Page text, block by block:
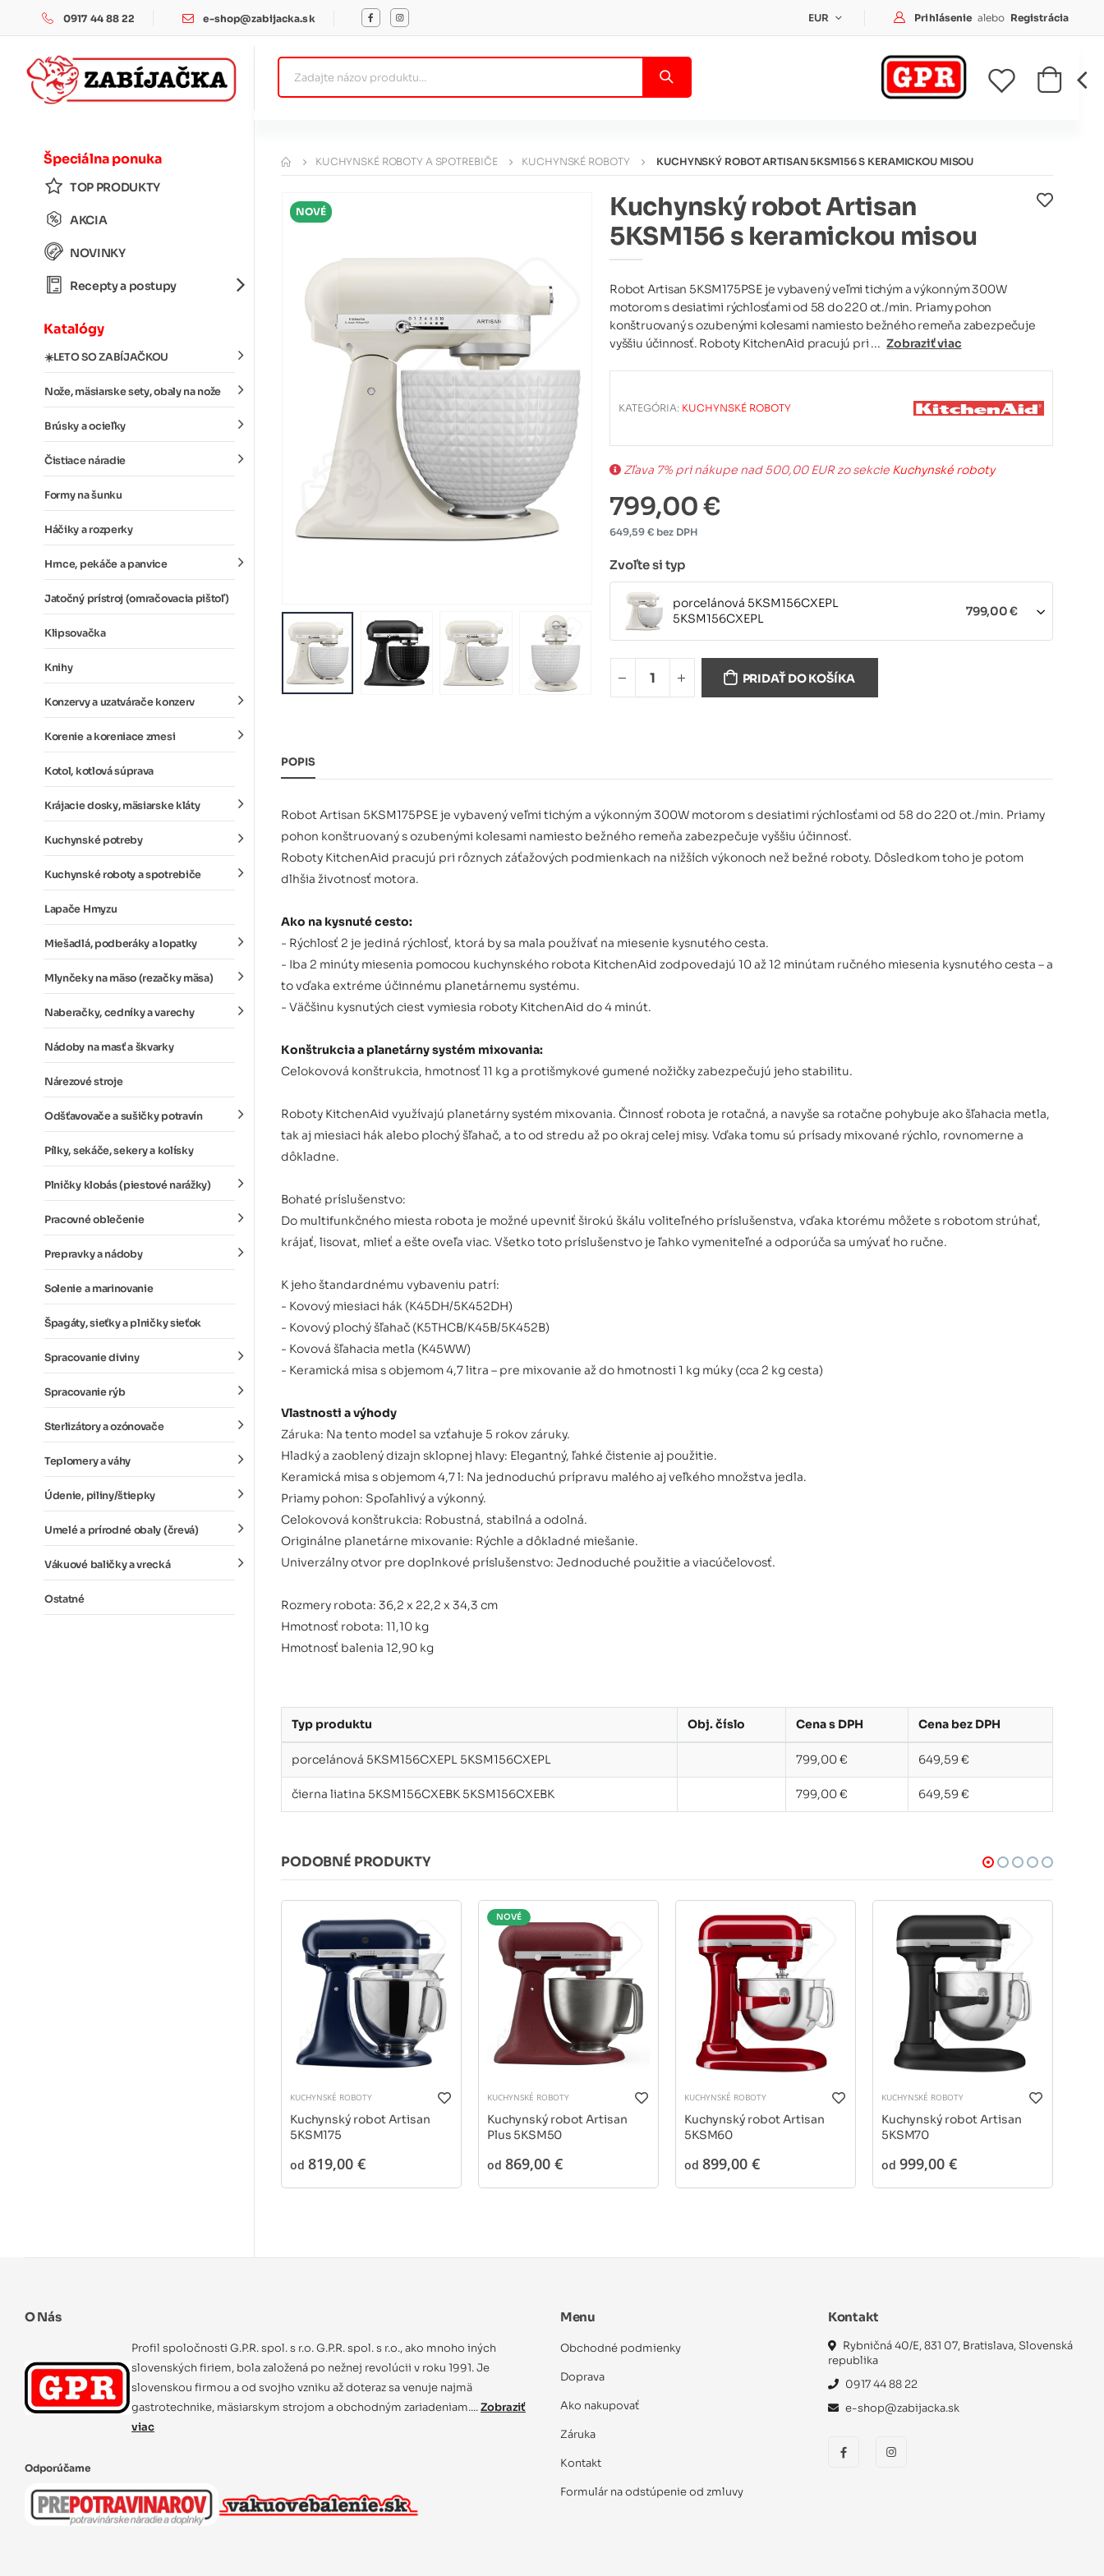
0917 44 88 22 e-shop@zabijacka.sk EUR Prihlásenie
Prihlásenie alebo Registrácia
Špeciálna ponuka
TOP PRODUKTY
AKCIA
NOVINKY
Recepty a postupy
Katalógy
☀️LETO SO ZABÍJAČKOU
Nože, mäsiarske sety, obaly na nože
Brúsky a ocieľky
Čistiace náradie
Formy na šunku
Háčiky a rozperky
Hrnce, pekáče a panvice
Jatočný prístroj (omračovacia pištoľ)
Klipsovačka
Knihy
Konzervy a uzatvárače konzerv
Korenie a koreniace zmesi
Kotol, kotlová súprava
Krájacie dosky, mäsiarske kláty
Kuchynské potreby
Kuchynské roboty a spotrebiče
Lapače Hmyzu
Miešadlá, podberáky a lopatky
Mlynčeky na mäso (rezačky mäsa)
Naberačky, cedníky a varechy
Nádoby na masť a škvarky
Nárezové stroje
Odšťavovače a sušičky potravín
Pílky, sekáče, sekery a kolísky
Plničky klobás (piestové narážky)
Pracovné oblečenie
Prepravky a nádoby
Solenie a marinovanie
Špagáty, sieťky a plničky sieťok
Spracovanie diviny
Spracovanie rýb
Sterlizátory a ozónovače
Teplomery a váhy
Údenie, piliny/štiepky
Umelé a prírodné obaly (črevá)
Vákuové baličky a vrecká
Ostatné
KUCHYNSKÉ ROBOTY A SPOTREBIČE KUCHYNSKÉ ROBOTY KUCHYNSKÝ ROBOT ARTISAN 5KSM156 S KERAMICKOU MISOU
NOVÉ
Kuchynský robot Artisan
5KSM156 s keramickou misou
Robot Artisan 5KSM175PSE je vybavený veľmi tichým a výkonným 300W
motorom s desiatimi rýchlosťami od 58 do 220 ot./min. Priamy pohon
konštruovaný s ozubenými kolesami namiesto bežného remeňa zabezpečuje
vyššiu účinnosť. Roboty KitchenAid pracujú pri ... Zobraziť viac
KATEGÓRIA: KUCHYNSKÉ ROBOTY
Zľava 7% pri nákupe nad 500,00 EUR zo sekcie Kuchynské roboty
799,00 €
649,59 € bez DPH
Zvoľte si typ
porcelánová 5KSM156CXEPL
5KSM156CXEPL
799,00 €
čierna liatina 5KSM156CXEBK
5KSM156CXEBKPRIDAŤ DO KOŠÍKA
POPIS
Robot Artisan 5KSM175PSE je vybavený veľmi tichým a výkonným 300W motorom s desiatimi rýchlosťami od 58 do 220 ot./min. Priamy
pohon konštruovaný s ozubenými kolesami namiesto bežného remeňa zabezpečuje vyššiu účinnosť.
Roboty KitchenAid pracujú pri rôznych záťažových podmienkach na nižších výkonoch než bežné roboty. Dôsledkom toho je potom
dlhšia životnosť motora.
Ako na kysnuté cesto:
- Rýchlosť 2 je jediná rýchlosť, ktorá by sa mala používať na miesenie kysnutého cesta.
- Iba 2 minúty miesenia pomocou kuchynského robota KitchenAid zodpovedajú 10 až 12 minútam ručného miesenia kysnutého cesta – a
to vďaka extréme účinnému planetárnemu systému.
- Väčšinu kysnutých ciest vymiesia roboty KitchenAid do 4 minút.
Konštrukcia a planetárny systém mixovania:
Celokovová konštrukcia, hmotnosť 11 kg a protišmykové gumené nožičky zabezpečujú jeho stabilitu.
Roboty KitchenAid využívajú planetárny systém mixovania. Činnosť robota je rotačná, a navyše sa rotačne pohybuje ako šľahacia metla,
tak aj miesiaci hák alebo plochý šľahač, a to od stredu až po okraj celej misy. Vďaka tomu sú prísady mixované rýchlo, rovnomerne a
dôkladne.
Bohaté príslušenstvo:
Do multifunkčného miesta robota je možné upevniť širokú škálu voliteľného príslušenstva, vďaka ktorému môžete s robotom strúhať,
krájať, lisovat, mlieť a ešte oveľa viac. Všetko toto príslušenstvo je ľahko vymeniteľné a odporúča sa umývať ho ručne.
K jeho štandardnému vybaveniu patrí:
- Kovový miesiaci hák (K45DH/5K452DH)
- Kovový plochý šľahač (K5THCB/K45B/5K452B)
- Kovová šľahacia metla (K45WW)
- Keramická misa s objemom 4,7 litra – pre mixovanie až do hmotnosti 1 kg múky (cca 2 kg cesta)
Vlastnosti a výhody
Záruka: Na tento model sa vzťahuje 5 rokov záruky.
Hladký a zaoblený dizajn sklopnej hlavy: Elegantný, ľahké čistenie aj použitie.
Keramická misa s objemom 4,7 l: Na jednoduchú prípravu malého aj veľkého množstva jedla.
Priamy pohon: Spoľahlivý a výkonný.
Celokovová konštrukcia: Robustná, stabilná a odolná.
Originálne planetárne mixovanie: Rýchle a dôkladné miešanie.
Univerzálny otvor pre doplnkové príslušenstvo: Jednoduché použitie a viacúčelovosť.
Rozmery robota: 36,2 x 22,2 x 34,3 cm
Hmotnosť robota: 11,10 kg
Hmotnosť balenia 12,90 kg
Typ produktu Obj. číslo Cena s DPH Cena bez DPH
porcelánová 5KSM156CXEPL 5KSM156CXEPL 799,00 € 649,59 €
čierna liatina 5KSM156CXEBK 5KSM156CXEBK 799,00 € 649,59 €
PODOBNÉ PRODUKTY
KUCHYNSKÉ ROBOTY
Kuchynský robot Artisan
5KSM175
od 819,00 €
NOVÉ
KUCHYNSKÉ ROBOTY
Kuchynský robot Artisan
Plus 5KSM50
od 869,00 €
KUCHYNSKÉ ROBOTY
Kuchynský robot Artisan
5KSM60
od 899,00 €
KUCHYNSKÉ ROBOTY
Kuchynský robot Artisan
5KSM70
od 999,00 €
O Nás
Profil spoločnosti G.P.R. spol. s r.o. G.P.R. spol. s r.o., ako mnoho iných
slovenských firiem, bola založená po nežnej revolúcii v roku 1991. Je
slovenskou firmou a od svojho vzniku až doteraz sa venuje najmä
gastrotechnike, mäsiarskym strojom a obchodným zariadeniam....Zobraziť
viac
Odporúčame
Menu
Obchodné podmienky
Doprava
Ako nakupovať
Záruka
Kontakt
Formulár na odstúpenie od zmluvy
Kontakt
Rybničná 40/E, 831 07, Bratislava, Slovenská
republika
0917 44 88 22
e-shop@zabijacka.sk